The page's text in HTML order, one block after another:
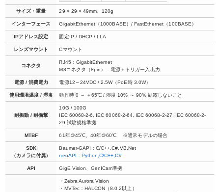
サイズ・重量 29 × 29 × 49mm、120g
インターフェース GigabitEthernet（1000BASE）/ FastEthernet（100BASE）
IPアドレス設定 固定IP / DHCP / LLA
レンズマウント Cマウント
コネクタ
RJ45：GigabitEthernet
M8コネクタ（8pin）：電源＋トリガー入出力
電源 / 消費電力 電源12～24VDC / 2.5W（PoE時 3.0W）
使用環境温度 / 湿度 動作時 0 ～ ＋65℃ / 湿度 10% ～ 90% 結露しないこと
耐振動 / 耐衝撃
10G / 100G
IEC 60068-2-6, IEC 60068-2-64, IEC 60068-2-27, IEC 60068-2-
29 試験規格準拠
MTBF 61年＠45℃、40年＠60℃ ※通常モデルの場合
SDK
（カメラに付属）
Baumer-GAPI：C/C++,C#,VB.Net
neoAPI：Python,C/C++,C#
API GigE Vision、GenICam準拠
・Zebra Aurora Vision
・MVTec：HALCON（8.0.2以上）